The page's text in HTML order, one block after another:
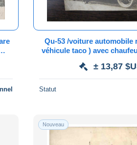
Qu-53 /voiture automobile
véhicule taco ) avec chaufeur dans vieux
± 13,87
Statut
Nouveau